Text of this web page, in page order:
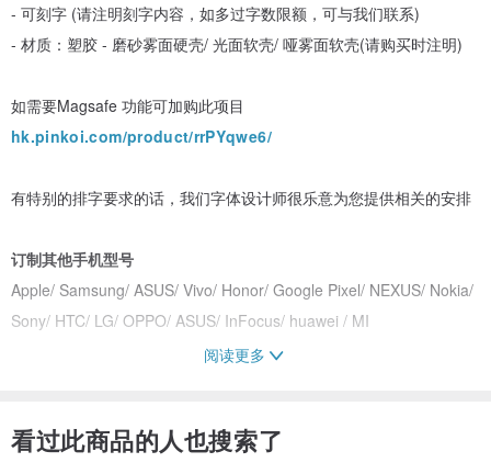
- 可刻字 (请注明刻字内容，如多过字数限额，可与我们联系)
- 材质：塑胶 - 磨砂雾面硬壳/ 光面软壳/ 哑雾面软壳(请购买时注明)
如需要Magsafe 功能可加购此项目
hk.pinkoi.com/product/rrPYqwe6/
有特别的排字要求的话，我们字体设计师很乐意为您提供相关的安排
订制其他手机型号
Apple/ Samsung/ ASUS/ Vivo/ Honor/ Google Pixel/ NEXUS/ Nokia/
Sony/ HTC/ LG/ OPPO/ ASUS/ InFocus/ huawei / MI
喜欢订制专属款的话，更可私信我们想加入的文字、名字等
阅读更多
看过此商品的人也搜索了